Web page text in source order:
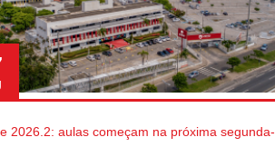
2026.2: aulas começam na próxima segunda-